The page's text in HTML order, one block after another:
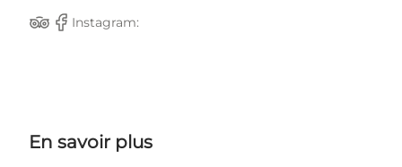
TripAdvisor
Facebook
Instagram:
En savoir plus